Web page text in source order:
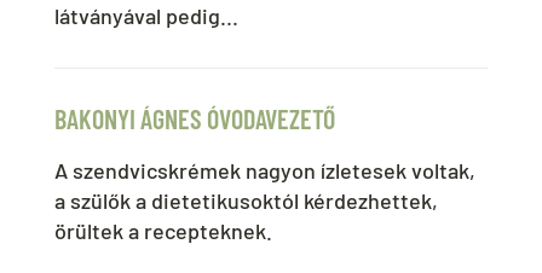
látványával pedig...
BAKONYI ÁGNES ÓVODAVEZETŐ
A szendvicskrémek nagyon ízletesek voltak,
a szülők a dietetikusoktól kérdezhettek,
örültek a recepteknek.